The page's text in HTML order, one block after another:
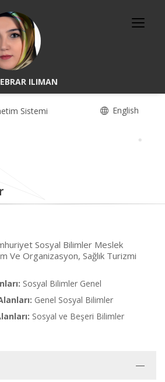
ILIMAN
Sistemi English
Sosyal Bilimler Meslek
Ve Organizasyon, Sağlık Turizmi
Sosyal Bilimler Genel
Genel Sosyal Bilimler
Sosyal ve Beşeri Bilimler